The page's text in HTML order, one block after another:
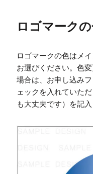
ロゴマーク
ロゴマークの色はメ
お選びください。色
場合は、お申し込み
ェックを入れていた
も大丈夫です）を記入